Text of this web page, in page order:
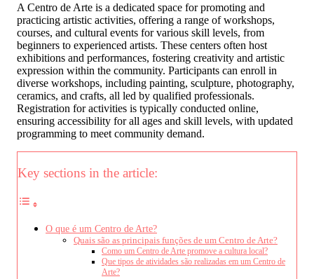
A Centro de Arte is a dedicated space for promoting and
practicing artistic activities, offering a range of workshops,
courses, and cultural events for various skill levels, from
beginners to experienced artists. These centers often host
exhibitions and performances, fostering creativity and artistic
expression within the community. Participants can enroll in
diverse workshops, including painting, sculpture, photography,
ceramics, and crafts, all led by qualified professionals.
Registration for activities is typically conducted online,
ensuring accessibility for all ages and skill levels, with updated
programming to meet community demand.
Key sections in the article:
O que é um Centro de Arte?
Quais são as principais funções de um Centro de Arte?
Como um Centro de Arte promove a cultura local?
Que tipos de atividades são realizadas em um Centro de
Arte?